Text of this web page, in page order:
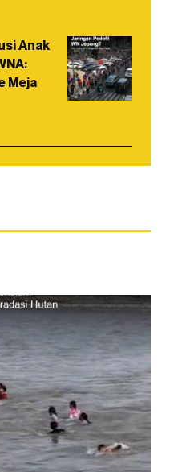
Anak
Meja